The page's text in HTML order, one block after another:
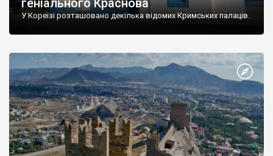
геніального Краснова
У Кореїзі розташовано декілька відомих Кримських палаців.